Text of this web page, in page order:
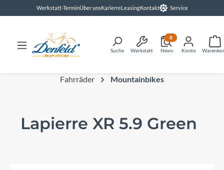
springenWerkstatt-TerminÜber unsKarierreLeasingKontakt Service
Suche Werkstatt News
8
Konto
Fahrräder Mountainbikes
Lapierre XR 5.9 Green